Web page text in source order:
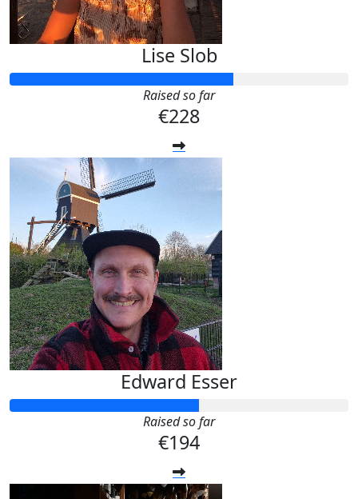
Lise Slob
Raised so far
€228
Edward Esser
Raised so far
€194